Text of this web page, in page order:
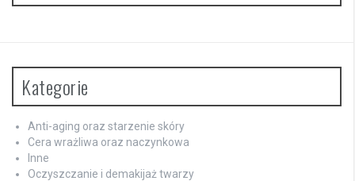
Kategorie
Anti-aging oraz starzenie skóry
Cera wrażliwa oraz naczynkowa
Inne
Oczyszczanie i demakijaż twarzy